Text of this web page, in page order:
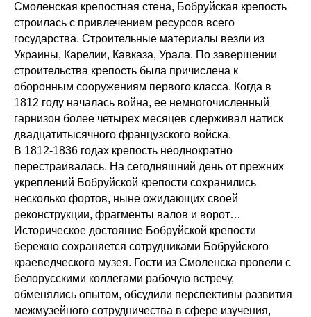
Смоленская крепостная стена, Бобруйская крепость
строилась с привлечением ресурсов всего
государства. Строительные материалы везли из
Украины, Карелии, Кавказа, Урала. По завершении
строительства крепость была причислена к
оборонным сооружениям первого класса. Когда в
1812 году началась война, ее немногочисленный
гарнизон более четырех месяцев сдерживал натиск
двадцатитысячного французского войска.
В 1812-1836 годах крепость неоднократно
перестраивалась. На сегодняшний день от прежних
укреплений Бобруйской крепости сохранились
несколько фортов, ныне ожидающих своей
реконструкции, фрагменты валов и ворот…
Историческое достояние Бобруйской крепости
бережно сохраняется сотрудниками Бобруйского
краеведческого музея. Гости из Смоленска провели с
белорусскими коллегами рабочую встречу,
обменялись опытом, обсудили перспективы развития
межмузейного сотрудничества в сфере изучения,